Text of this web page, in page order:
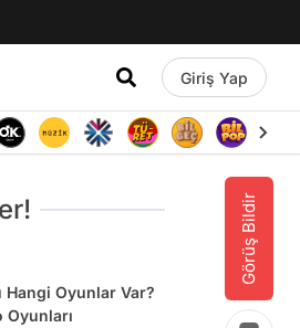
Giriş Yap
Görüş Bildir
Oyunlar Var?